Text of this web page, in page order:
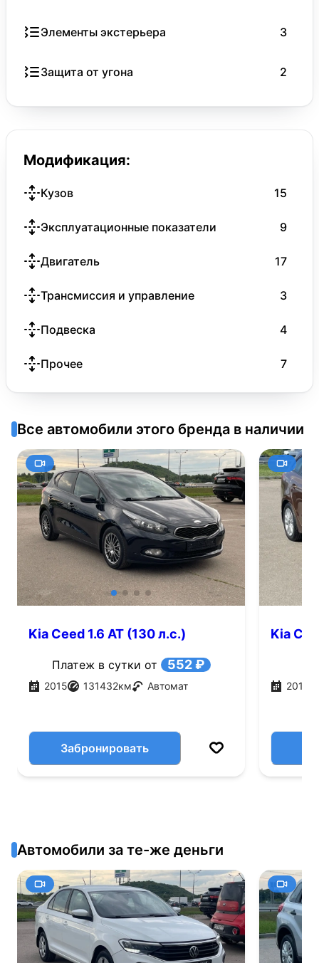
Элементы экстерьера 3
Защита от угона 2
Модификация:
Кузов 15
Эксплуатационные показатели 9
Двигатель 17
Трансмиссия и управление 3
Подвеска 4
Прочее 7
Все автомобили этого бренда в наличии
Kia Ceed 1.6 AT (130 л.с.)
Платеж в сутки от 552 ₽
2015 131432км Автомат
Забронировать
Kia
2017
Автомобили за те-же деньги